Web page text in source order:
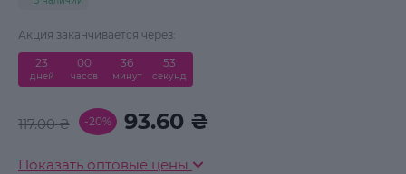
Акция заканчивается через:
23
дней
00
часов
36
минут
52
секунд
117.00 ₴ -20% 93.60 ₴
Показать оптовые цены